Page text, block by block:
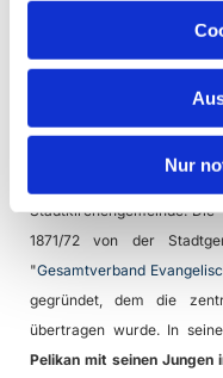
Nur
teilen. Doch erst
Kirchenordnung der
festgelegt hatte, dass
die Johannes-
Stadtkirchengemeinde. Die
1871/72 von der
"Gesamtverband
gegründet, dem die
übertragen wurde. In
Pelikan mit seinen Jungen